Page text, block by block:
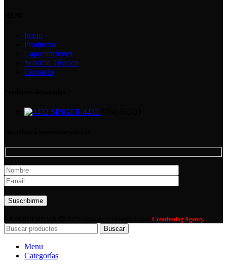
Inicio
Productos
Capacitaciones
Servicio Técnico
Contacto
SINGER 4432
Creativedog Agency
Buscar
Menu
Categorías